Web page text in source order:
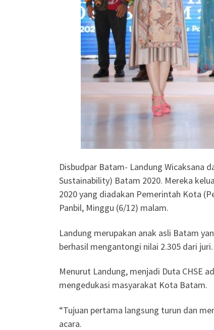
Disbudpar Batam- Landung Wicaksana
Sustainability) Batam 2020. Mereka
2020 yang diadakan Pemerintah Kota
Panbil, Minggu (6/12) malam.
Landung merupakan anak asli Batam
berhasil mengantongi nilai 2.305 dari juri.
Menurut Landung, menjadi Duta CHSE
mengedukasi masyarakat Kota Batam.
“Tujuan pertama langsung turun dan
acara.